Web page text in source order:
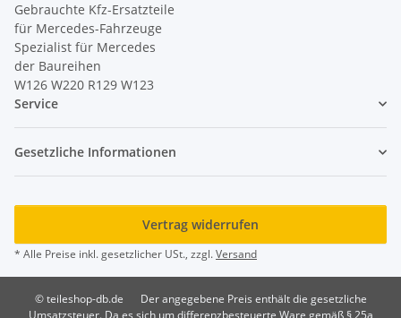
Gebrauchte Kfz-Ersatzteile
für Mercedes-Fahrzeuge
Spezialist für Mercedes
der Baureihen
W126 W220 R129 W123
Service
Gesetzliche Informationen
Vertrag widerrufen
* Alle Preise inkl. gesetzlicher USt., zzgl.Versand
© teileshop-db.de
Der angegebene Preis enthält die gesetzliche
Umsatzsteuer. Da es sich um differenzbesteuerte Ware gemäß § 25a